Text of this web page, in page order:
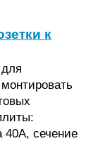
к
40А, сечение